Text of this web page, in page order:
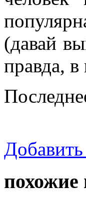
(давай
правда, в